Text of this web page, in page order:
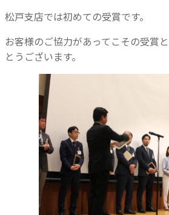
松戸支店では初めての受賞です。
お客様のご協力があってこその受賞と
とうございます。